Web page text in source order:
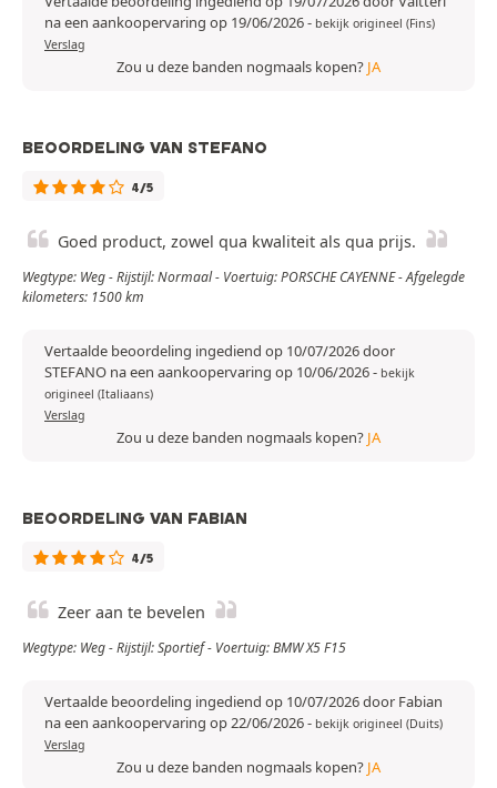
na een aankoopervaring op 19/06/2026- bekijk origineel (Fins)
Verslag
Zou u deze banden nogmaals kopen? JA
BEOORDELING VAN STEFANO
4/5
Goed product, zowel qua kwaliteit als qua prijs.
Wegtype: Weg - Rijstijl: Normaal - Voertuig: PORSCHE CAYENNE - Afgelegde
kilometers: 1500 km
Vertaalde beoordeling ingediend op 10/07/2026 door
STEFANO na een aankoopervaring op 10/06/2026- bekijk
origineel (Italiaans)
Verslag
Zou u deze banden nogmaals kopen? JA
BEOORDELING VAN FABIAN
4/5
Zeer aan te bevelen
Wegtype: Weg - Rijstijl: Sportief - Voertuig: BMW X5 F15
Vertaalde beoordeling ingediend op 10/07/2026 door Fabian
na een aankoopervaring op 22/06/2026- bekijk origineel (Duits)
Verslag
Zou u deze banden nogmaals kopen? JA